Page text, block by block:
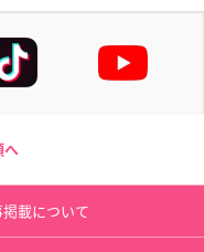
へ
載について